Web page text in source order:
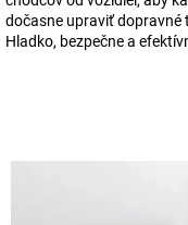
dočasne upraviť dopravné
Hladko, bezpečne a